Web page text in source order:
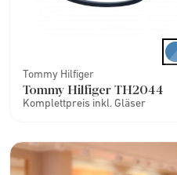
Tommy Hilfiger
Tommy Hilfiger TH2044
Komplettpreis inkl. Gläser